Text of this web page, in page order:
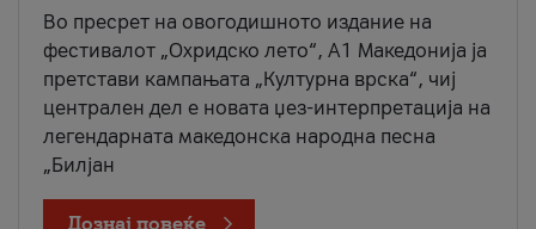
Во пресрет на овогодишното издание на
фестивалот „Охридско лето“, А1 Македонија ја
претстави кампањата „Културна врска“, чиј
централен дел е новата џез-интерпретација на
легендарната македонска народна песна
„Билјан
Дознај повеќе